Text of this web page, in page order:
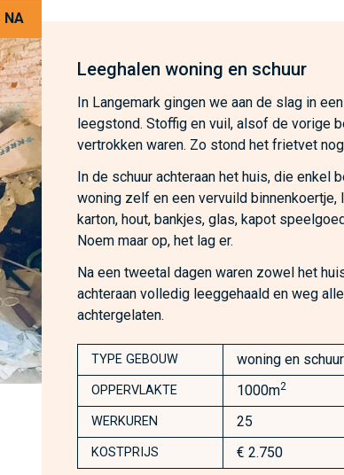
NA
Leeghalen woning en schuur
In Langemark gingen we aan de slag in
leegstond. Stoffig en vuil, alsof de vorige
vertrokken waren. Zo stond het frietvet
In de schuur achteraan het huis, die enkel
woning zelf en een vervuild binnenkoertje,
karton, hout, bankjes, glas, kapot
Noem maar op, het lag er.
Na een tweetal dagen waren zowel het
achteraan volledig leeggehaald en weg
achtergelaten.
TYPE GEBOUW woning en schuur
OPPERVLAKTE 1000m2
WERKUREN 25
KOSTPRIJS € 2.750